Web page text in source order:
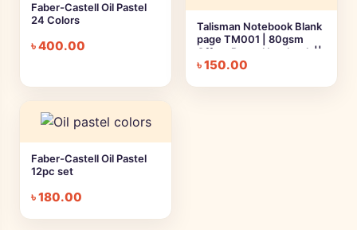
Faber-Castell Oil Pastel
24 Colors
৳400.00
Talisman Notebook Blank
page TM001 | 80gsm
Offset Paper Notebook ||
Large, Medium, Small
৳150.00
Faber-Castell Oil Pastel
12pc set
৳180.00